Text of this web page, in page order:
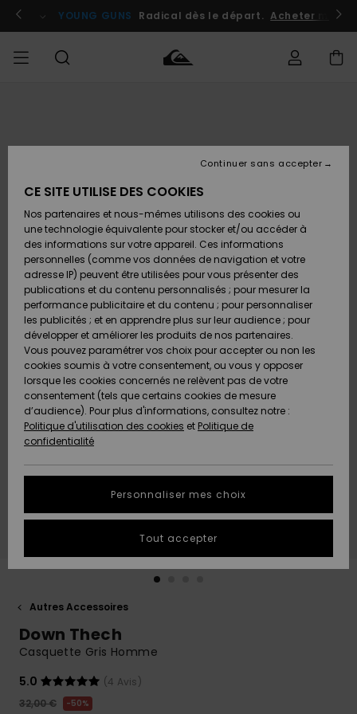
l'information
le
Se connecter / s'inscrire
YOUNG GUNS Radical dès le départ. Acheter
Chaussures
& Tongs
Surf
Snow
Nouveautés
A
Découvrir
Chaussures
& Tongs
Surf
Snow
Nouveautés
A
Découvrir
FEMME
A
Découvrir
Snow
SURF
Surf
Shop
Enfant
Highlights
Communauté
SNOW
Snow
Shop
Enfant
Snow
Shop
Femme
A
Découvrir
Communauté
OUTLET
Enfant
Outlet
Femme
AIDE &
CONTACT
Retours
Paiement
Carte
Cadeau
Quiksilver
Freedom
Protection
des
tailles
conversation
obtenir la
plus rapide
à votre
Démarrer
MAGASINS
QUIKSILVER
Autres Accessoires
Down Thech
Casquette Gris Homme
5.0
(4 Avis)
32,00 €
50%
CE SITE UTILISE DES COOKIES
Nos partenaires et nous-mêmes utilisons des cookies ou
une technologie équivalente pour stocker et/ou accéder à
des informations sur votre appareil. Ces informations
personnelles (comme vos données de navigation et votre
adresse IP) peuvent être utilisées pour vous présenter des
publications et du contenu personnalisés ; pour mesurer la
performance publicitaire et du contenu ; pour personnaliser
les publicités ; et en apprendre plus sur leur audience ; pour
développer et améliorer les produits de nos partenaires.
Vous pouvez paramétrer vos choix pour accepter ou non les
cookies soumis à votre consentement, ou vous y opposer
lorsque les cookies concernés ne relèvent pas de votre
consentement (tels que certains cookies de mesure
d’audience). Pour plus d'informations, consultez notre :
Politique d'utilisation des cookies et Politique de
confidentialité
Personnaliser mes choix
Continuer sans accepter
Tout accepter